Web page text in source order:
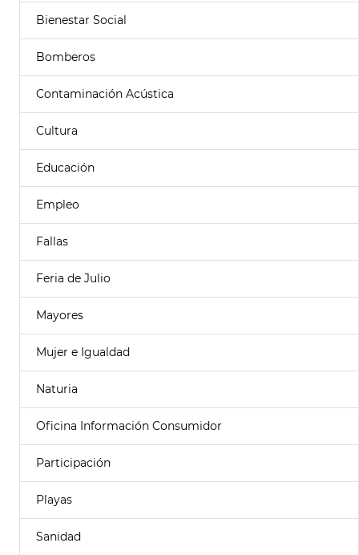
Bienestar Social
Bomberos
Contaminación Acústica
Cultura
Educación
Empleo
Fallas
Feria de Julio
Mayores
Mujer e Igualdad
Naturia
Oficina Información Consumidor
Participación
Playas
Sanidad